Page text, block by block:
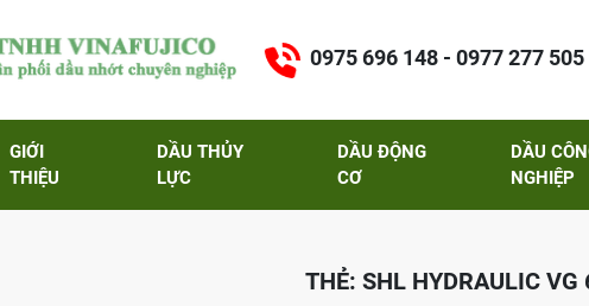
0975 696 148 - 0977 277 505
GIỚI
THIỆU
DẦU THỦY
LỰC
DẦU ĐỘNG
CƠ
DẦU
NGHIỆP
THẺ: SHL HYDRAULIC VG